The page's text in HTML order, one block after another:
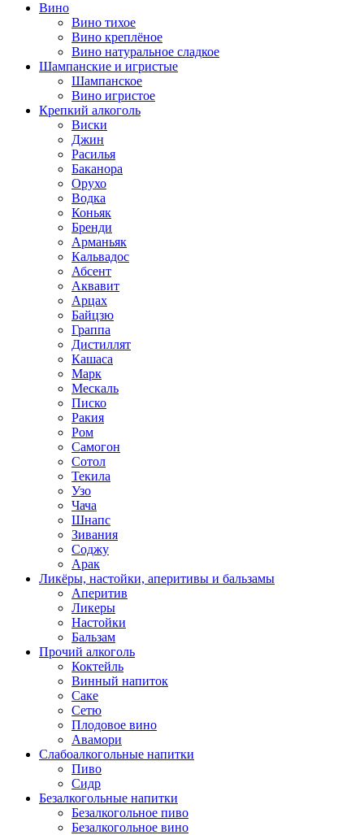
Вино
Вино тихое
Вино креплёное
Вино натуральное сладкое
Шампанские и игристые
Шампанское
Вино игристое
Крепкий алкоголь
Виски
Джин
Расилья
Баканора
Орухо
Водка
Коньяк
Бренди
Арманьяк
Кальвадос
Абсент
Аквавит
Арцах
Байцзю
Граппа
Дистиллят
Кашаса
Марк
Мескаль
Писко
Ракия
Ром
Самогон
Сотол
Текила
Узо
Чача
Шнапс
Зивания
Соджу
Арак
Ликёры, настойки, аперитивы и бальзамы
Аперитив
Ликеры
Настойки
Бальзам
Прочий алкоголь
Коктейль
Винный напиток
Саке
Сетю
Плодовое вино
Авамори
Слабоалкогольные напитки
Пиво
Сидр
Безалкогольные напитки
Безалкогольное пиво
Безалкогольное вино